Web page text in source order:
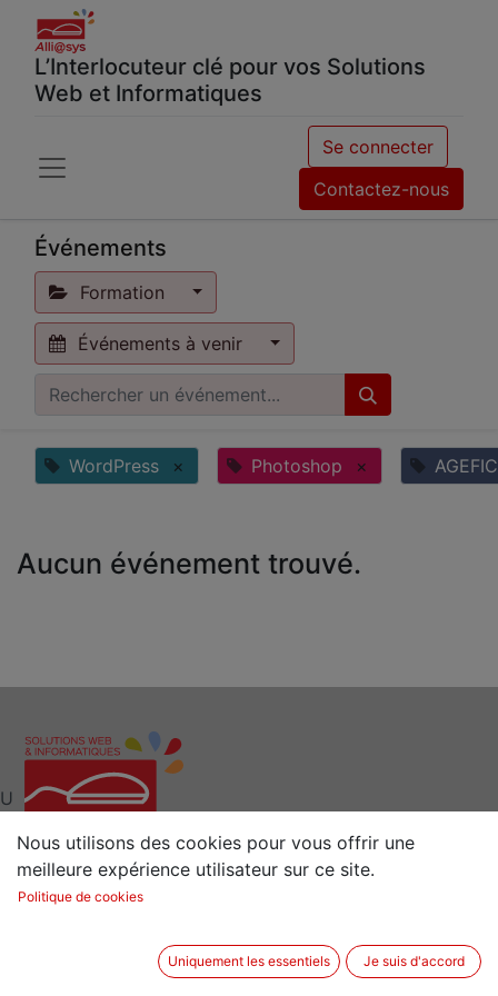
L’Interlocuteur clé pour vos Solutions
Web et Informatiques
Se connecter
Contactez-nous
Événements
Formation
Événements à venir
WordPress × Photoshop ×
Aucun événement trouvé.
Interlocuteur clé pour vos Solutions Web et
Informatiques
2 rue de la Sénestrais
U
Nous utilisons des cookies pour vous offrir une
meilleure expérience utilisateur sur ce site.
Politique de cookies
Uniquement les essentiels Je suis d'accord